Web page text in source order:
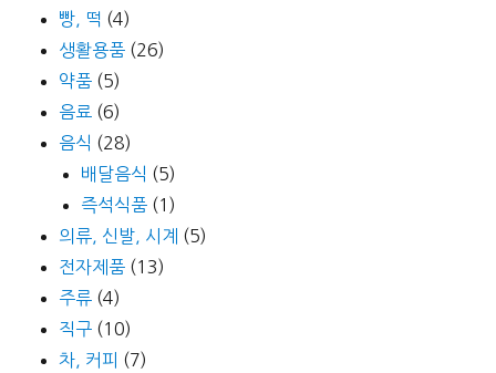
빵, 떡 (4)
생활용품 (26)
약품 (5)
음료 (6)
음식 (28)
배달음식 (5)
즉석식품 (1)
의류, 신발, 시계 (5)
전자제품 (13)
주류 (4)
직구 (10)
차, 커피 (7)